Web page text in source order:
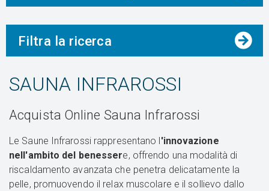
Filtra la ricerca
SAUNA INFRAROSSI
Acquista Online Sauna Infrarossi
Le Saune Infrarossi rappresentano l 'innovazione
nell'ambito del benessere, offrendo una modalità di
riscaldamento avanzata che penetra delicatamente la
pelle, promuovendo il relax muscolare e il sollievo dallo